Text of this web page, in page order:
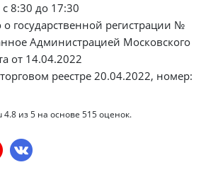
8:30 до 17:30
о государственной регистрации №
Администрацией Московского
от 14.04.2022
реестре 20.04.2022, номер:
4.8 из5 на основе 515оценок.